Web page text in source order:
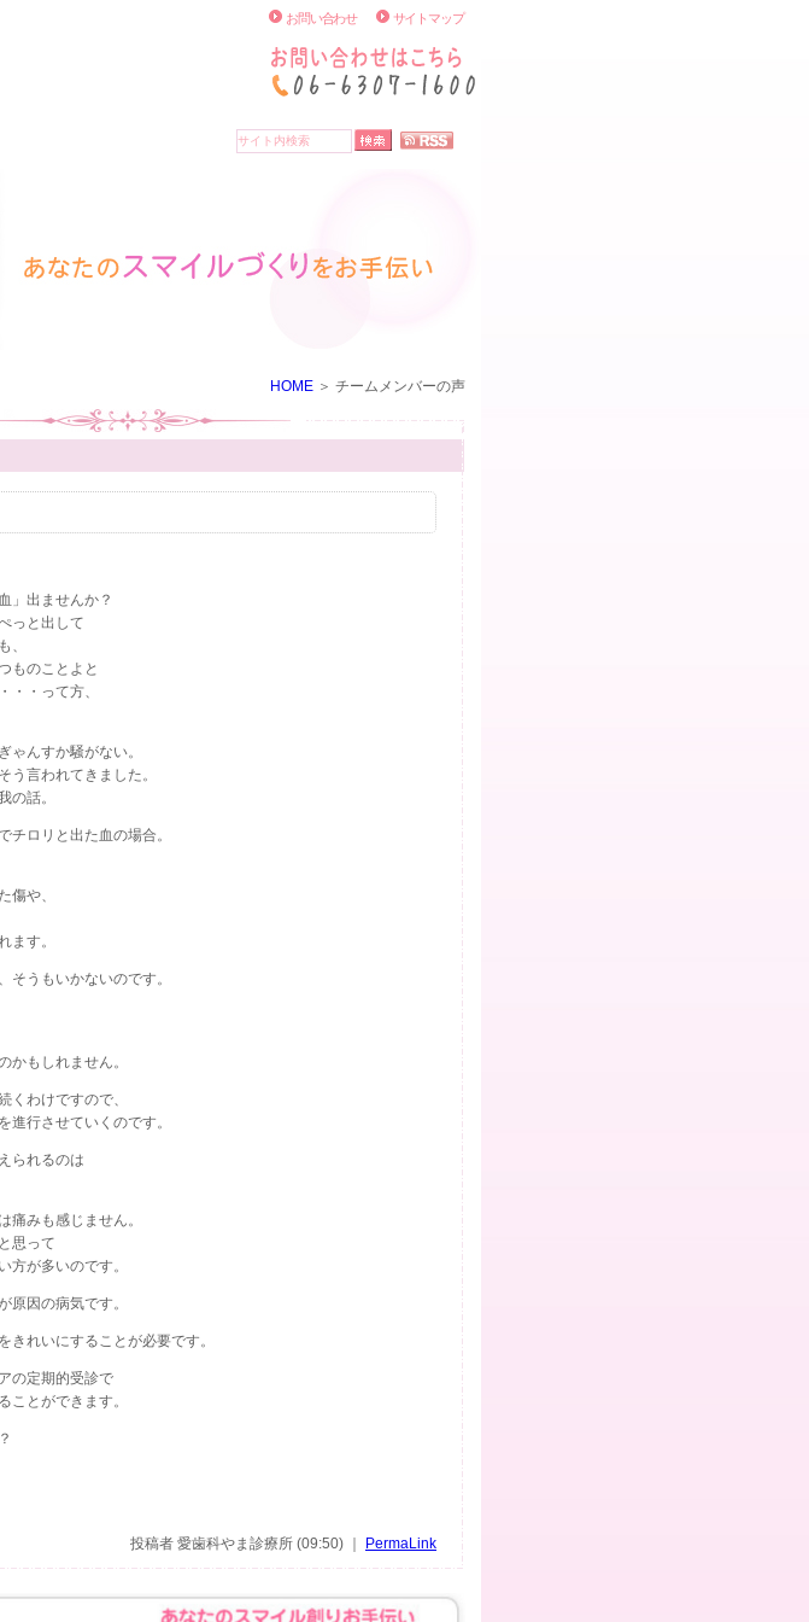
サイトマップ
お問い合わせ
HOME チームメンバーの声
」出ませんか？
っと出して
、
ものことよと
・・って方、
ゃんすか騒がない。
う言われてきました。
の話。
チロリと出た血の場合。
傷や、
ます。
そうもいかないのです。
かもしれません。
くわけですので、
進行させていくのです。
られるのは
痛みも感じません。
思って
方が多いのです。
原因の病気です。
きれいにすることが必要です。
の定期的受診で
ことができます。
投稿者 愛歯科やま診療所 (09:50) ｜ PermaLink